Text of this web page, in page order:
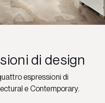
di design
espressioni di
e Contemporary.